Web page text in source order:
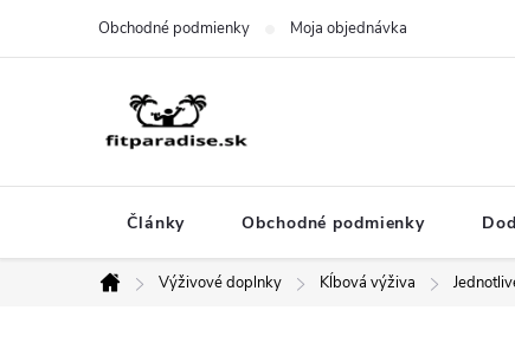
Obchodné podmienky Moja objednávka
Články Obchodné podmienky
Domov
Výživové doplnky Kĺbová výživa